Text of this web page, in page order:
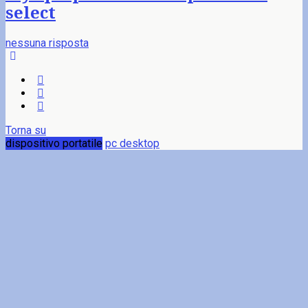
select
nessuna risposta
Torna su
dispositivo portatile pc desktop